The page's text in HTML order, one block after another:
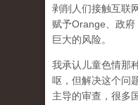
剥削人们接触互联
赋予Orange、政府
巨大的风险。
我承认儿童色情那
呕，但解决这个问
主导的审查，很多